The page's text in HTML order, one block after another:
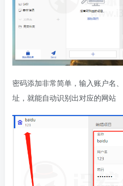
密码添加非常简单，输入账户名
址，就能自动识别出对应的网站